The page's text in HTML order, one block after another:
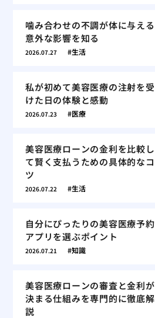
噛み合わせの不調が体に与える
意外な影響を知る
2026.07.27 生活
私が初めて美容医療の注射を受
けた日の体験と感動
2026.07.23 医療
美容医療ローンの金利を比較し
て賢く支払うための具体的なコ
ツ
2026.07.22 生活
自分にぴったりの美容医療予約
アプリを選ぶポイント
2026.07.21 知識
美容医療ローンの審査と金利が
決まる仕組みを専門的に徹底解
説